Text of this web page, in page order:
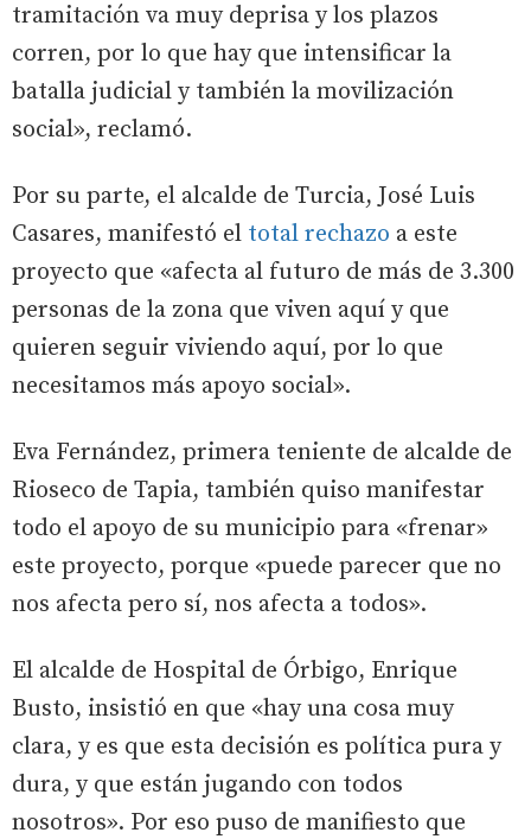
tramitación va muy deprisa y los plazos
corren, por lo que hay que intensificar la
batalla judicial y también la movilización
social», reclamó.
Por su parte, el alcalde de Turcia, José Luis
Casares, manifestó el total rechazo a este
proyecto que «afecta al futuro de más de 3.300
personas de la zona que viven aquí y que
quieren seguir viviendo aquí, por lo que
necesitamos más apoyo social».
Eva Fernández, primera teniente de alcalde de
Rioseco de Tapia, también quiso manifestar
todo el apoyo de su municipio para «frenar»
este proyecto, porque «puede parecer que no
nos afecta pero sí, nos afecta a todos».
El alcalde de Hospital de Órbigo, Enrique
Busto, insistió en que «hay una cosa muy
clara, y es que esta decisión es política pura y
dura, y que están jugando con todos
nosotros». Por eso puso de manifiesto que